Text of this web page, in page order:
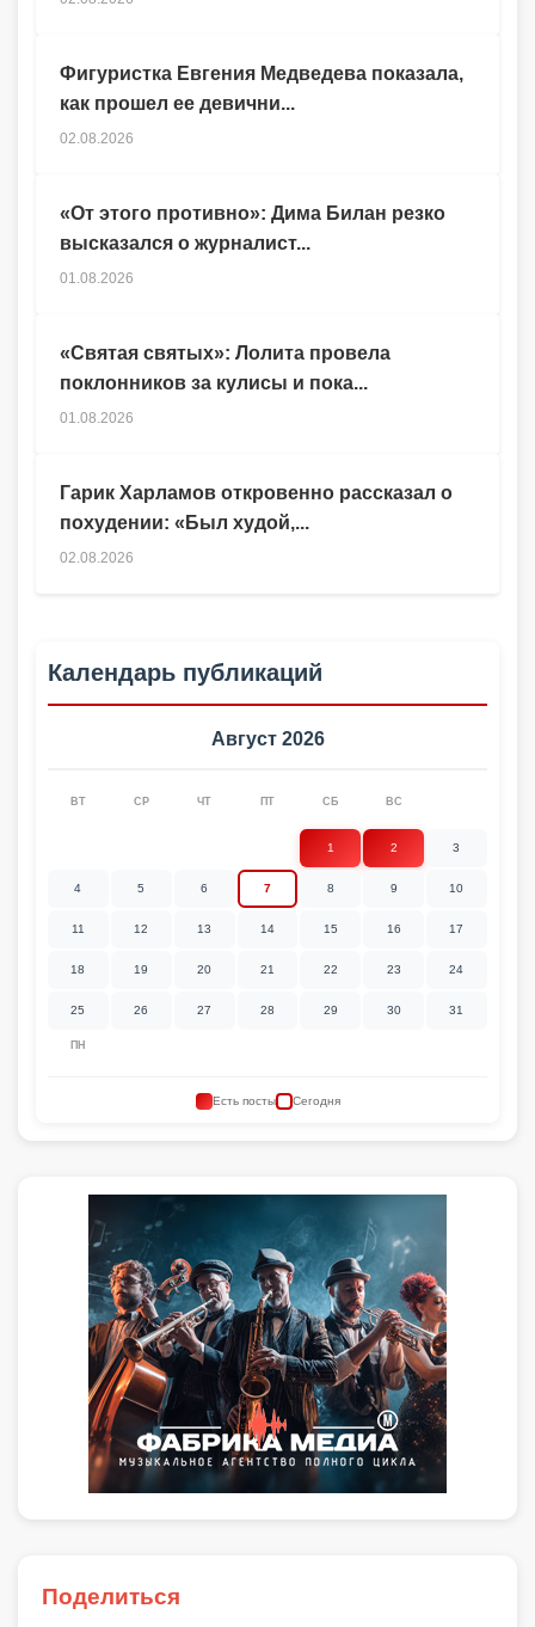
Гарик Харламов откровенно рассказал о
похудении: «Был худой,...
02.08.2026
Фигуристка Евгения Медведева показала,
как прошел ее девични...
02.08.2026
«От этого противно»: Дима Билан резко
высказался о журналист...
01.08.2026
«Святая святых»: Лолита провела
поклонников за кулисы и пока...
01.08.2026
Календарь публикаций
Август 2026
ПН
ВТ СР ЧТ ПТ СБ ВС
1 2 3
4 5 6 7 8 9 10
11 12 13 14 15 16 17
18 19 20 21 22 23 24
25 26 27 28 29 30 31
Есть посты Сегодня
Поделиться